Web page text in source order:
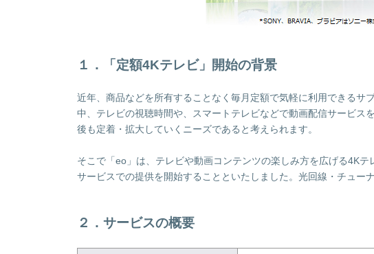
１．「定額4Kテレビ」開始の背景
近年、商品などを所有することなく毎月定額で気軽に利用できるサ
中、テレビの視聴時間や、スマートテレビなどで動画配信サービ
後も定着・拡大していくニーズであると考えられます。
そこで「eo」は、テレビや動画コンテンツの楽しみ方を広げる4K
サービスでの提供を開始することといたしました。光回線・チュー
２．サービスの概要